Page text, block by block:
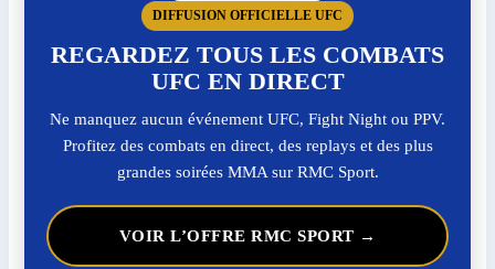
DIFFUSION OFFICIELLE UFC
REGARDEZ TOUS LES COMBATS
UFC EN DIRECT
Ne manquez aucun événement UFC, Fight Night ou PPV.
Profitez des combats en direct, des replays et des plus
grandes soirées MMA sur RMC Sport.
VOIR L’OFFRE RMC SPORT →